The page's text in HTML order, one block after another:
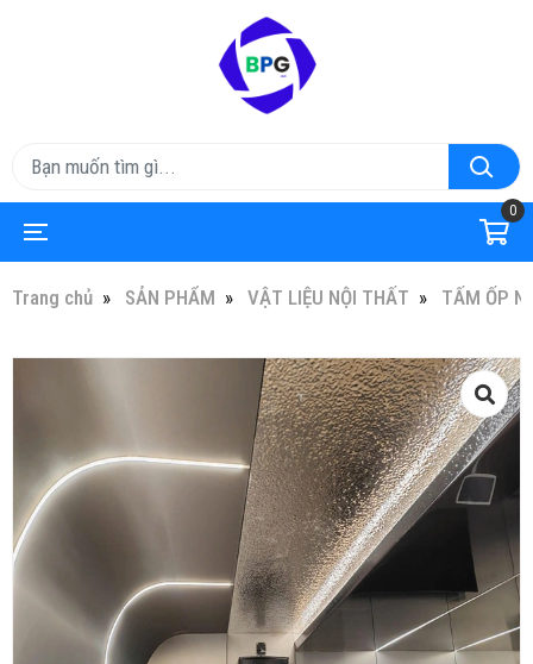
0
Trang chủ SẢN PHẨM VẬT LIỆU NỘI THẤT TẤM ỐP